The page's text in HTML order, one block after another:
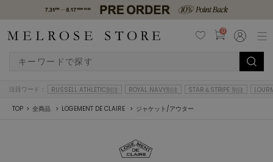
0
注目ワード： RUSSELL ATHLETIC別注 ROYAL NAVY別注 STAR＆STRIPE 別注
TOP 全商品 LOGEMENT DE CLAIRE ジャケット/アウター